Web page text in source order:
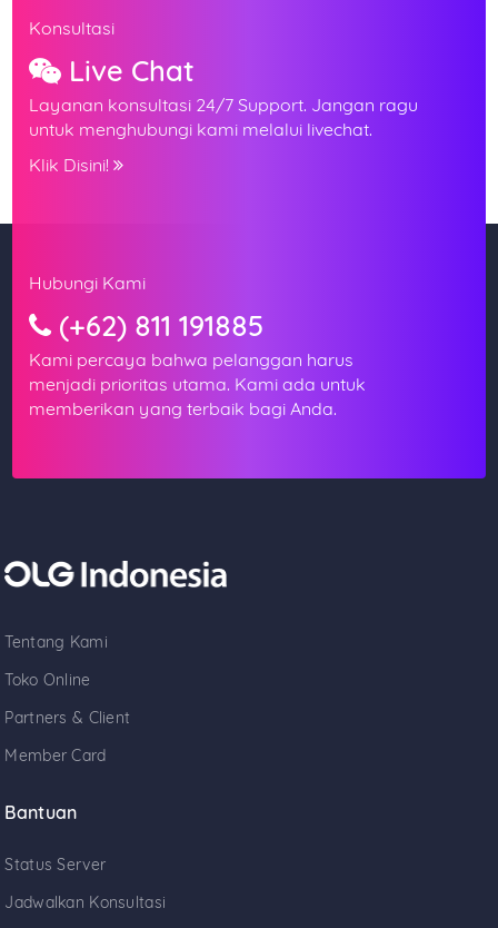
Konsultasi
Live Chat
Layanan konsultasi 24/7 Support. Jangan ragu
untuk menghubungi kami melalui livechat.
Klik Disini!
Hubungi Kami
(+62) 811 191885
Kami percaya bahwa pelanggan harus
menjadi prioritas utama. Kami ada untuk
memberikan yang terbaik bagi Anda.
Tentang Kami
Toko Online
Partners & Client
Member Card
Bantuan
Status Server
Jadwalkan Konsultasi
Nama Lengkap
Nomor WhatsApp
Alamat Lengkap
Hubungi Kami!